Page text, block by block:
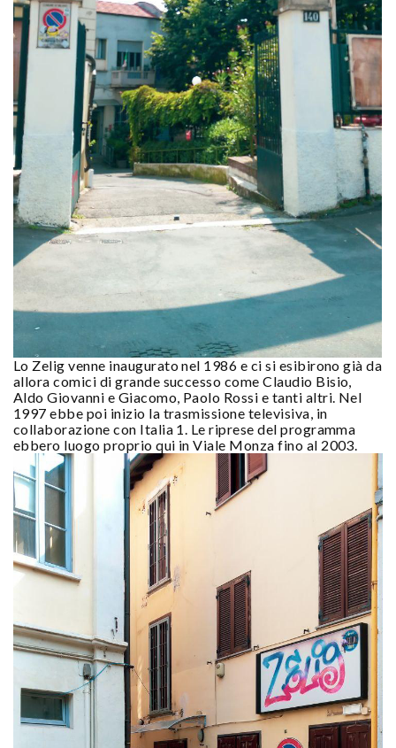
Lo Zelig venne inaugurato nel 1986 e ci si esibirono già da
allora comici di grande successo come Claudio Bisio,
Aldo Giovanni e Giacomo, Paolo Rossi e tanti altri. Nel
1997 ebbe poi inizio la trasmissione televisiva, in
collaborazione con Italia 1. Le riprese del programma
ebbero luogo proprio qui in Viale Monza fino al 2003.